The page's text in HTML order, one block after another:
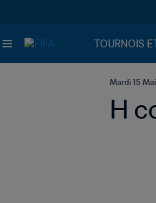
TOURNOIS
Mardi 15
H